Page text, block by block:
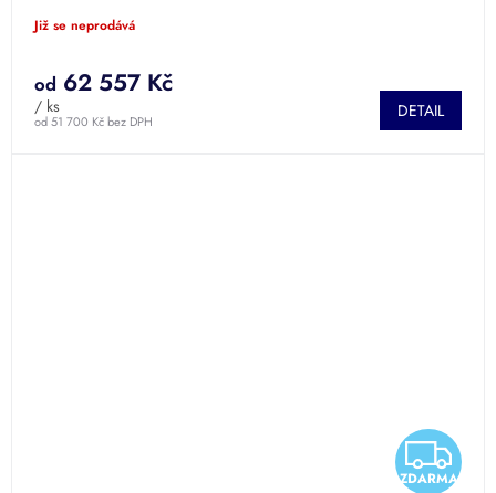
Již se neprodává
od 51 700 Kč bez DPH
od 62 557 Kč
/ ks DETAIL
Z
ZDARMA